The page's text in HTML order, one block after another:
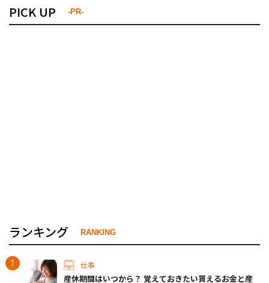
PICK UP -PR-
ランキング RANKING
仕事
産休期間はいつから？ 覚えておきたい貰えるお金と産